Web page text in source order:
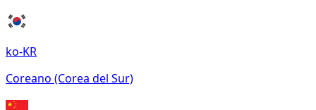
ko-KR
Coreano (Corea del Sur)